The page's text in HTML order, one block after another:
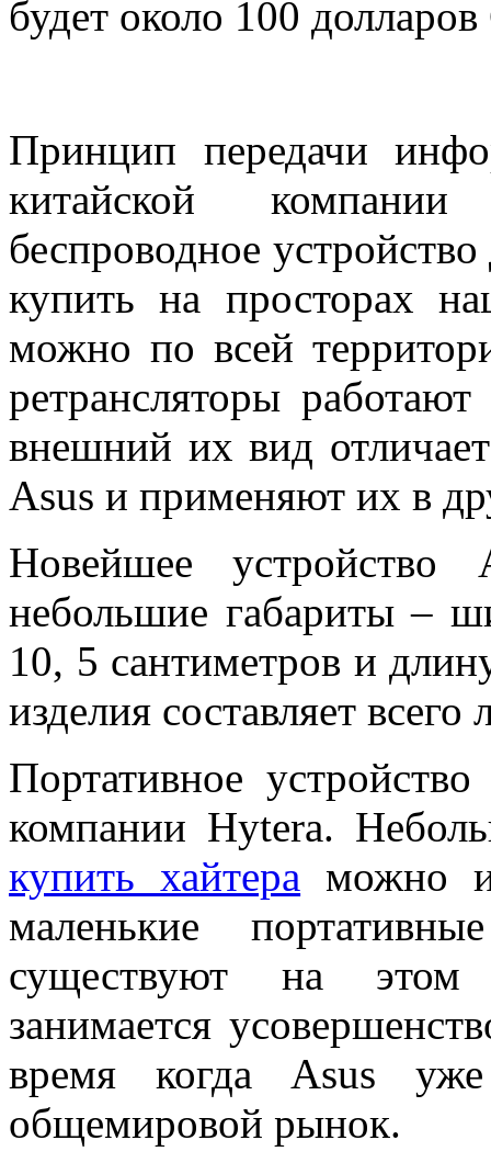
будет около 100
Принцип передачи
китайской
беспроводное
купить на просторах
можно по всей
ретрансляторы
внешний их вид
Asus и применяют их в
Новейшее
небольшие габариты –
10, 5 сантиметров и
изделия составляет
Портативное
компании Hytera.
купить хайтера можно
маленькие
существуют на
занимается
время когда Asus
общемировой рынок.